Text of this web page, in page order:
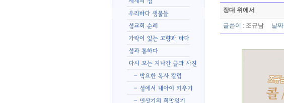
장대 위에서
글쓴이 : 조규남 날짜